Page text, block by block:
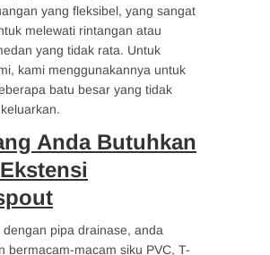
yang fleksibel, yang sangat
melewati rintangan atau
yang tidak rata. Untuk
kami menggunakannya untuk
batu besar yang tidak
Anda Butuhkan
dengan pipa drainase, anda
bermacam-macam siku PVC, T-